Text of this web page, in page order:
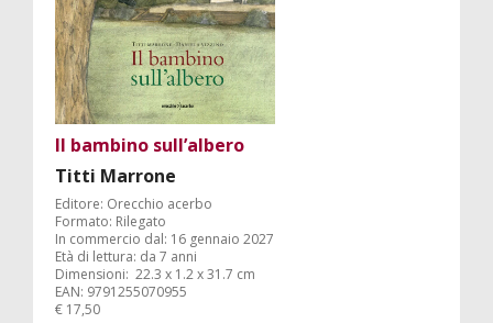
Il bambino sull’albero
Titti Marrone
Editore: Orecchio acerbo
Formato: Rilegato
In commercio dal: 16 gennaio 2027
Età di lettura: da 7 anni
Dimensioni: ‎ 22.3 x 1.2 x 31.7 cm
EAN: 9791255070955
€ 17,50